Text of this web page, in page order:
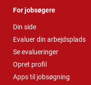
For jobsøgere
Din side
Evaluer din arbejdsplads
Se evalueringer
Opret profil
Apps til jobsøgning